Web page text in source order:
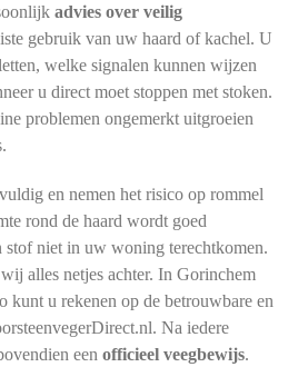
advies over veilig
gebruik van uw haard of kachel. U
welke signalen kunnen wijzen
u direct moet stoppen met stoken.
problemen ongemerkt uitgroeien
en nemen het risico op rommel
rond de haard wordt goed
stof niet in uw woning terechtkomen.
alles netjes achter. In Gorinchem
kunt u rekenen op de betrouwbare en
Na iedere
een officieel veegbewijs.